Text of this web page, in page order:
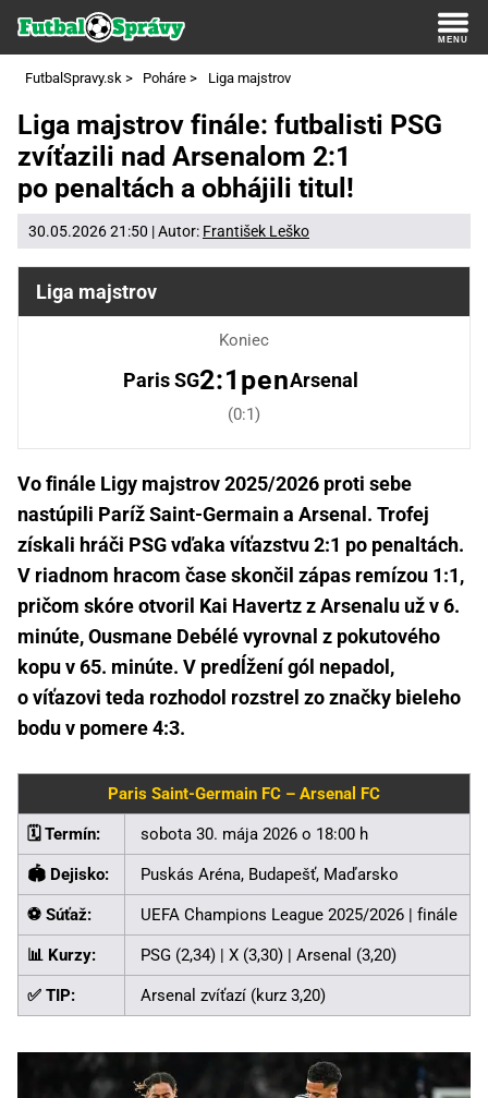
FutbalSpravy.sk > Poháre > Liga majstrov
Liga majstrov finále: futbalisti PSG
zvíťazili nad Arsenalom 2:1
po penaltách a obhájili titul!
30.05.2026 21:50 | Autor: František Leško
Liga majstrov
Koniec
Paris SG2:1penArsenal
(0:1)
Vo finále Ligy majstrov 2025/2026 proti sebe
nastúpili Paríž Saint-Germain a Arsenal. Trofej
získali hráči PSG vďaka víťazstvu 2:1 po penaltách.
V riadnom hracom čase skončil zápas remízou 1:1,
pričom skóre otvoril Kai Havertz z Arsenalu už v 6.
minúte, Ousmane Debélé vyrovnal z pokutového
kopu v 65. minúte. V predĺžení gól nepadol,
o víťazovi teda rozhodol rozstrel zo značky bieleho
bodu v pomere 4:3.
Paris Saint-Germain FC – Arsenal FC
🗓️ Termín: sobota 30. mája 2026 o 18:00 h
🏟️ Dejisko: Puskás Aréna, Budapešť, Maďarsko
⚽ Súťaž: UEFA Champions League 2025/2026 | finále
📊 Kurzy: PSG (2,34) | X (3,30) | Arsenal (3,20)
✅ TIP: Arsenal zvíťazí (kurz 3,20)